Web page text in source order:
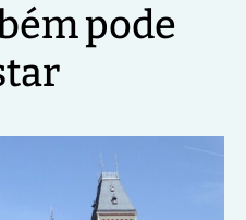
pode